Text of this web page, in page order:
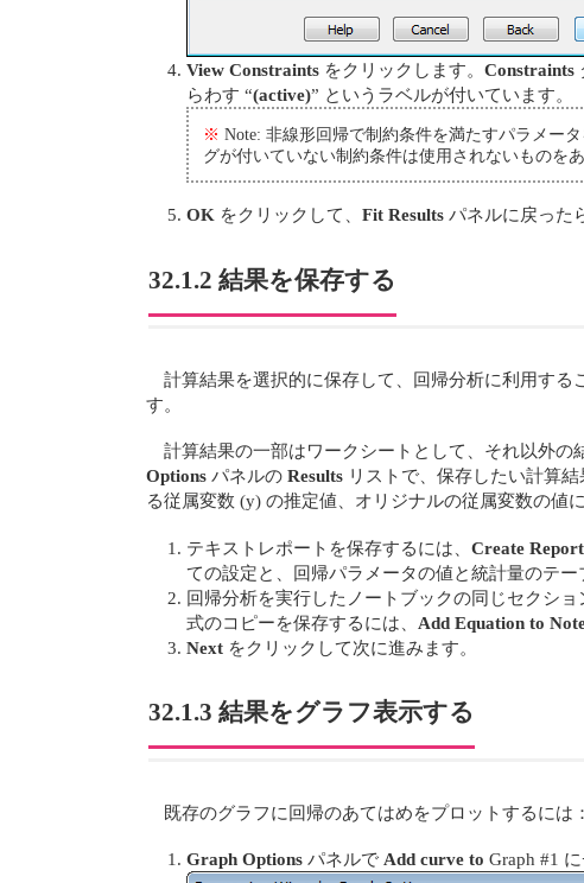
View Constraints をクリックします。 Constraints
らわす “(active)” というラベルが付いています。
※ Note: 非線形回帰で制約条件を満たすパラメー
グが付いていない制約条件は使用されないものをあ
OK をクリックして、 Fit Results パネルに戻った
32.1.2 結果を保存する
計算結果を選択的に保存して、回帰分析に利用す
す。
計算結果の一部はワークシートとして、それ以外
Options パネルのResults リストで、保存したい計算
る従属変数 (y) の推定値、オリジナルの従属変数の値
テキストレポートを保存するには、 Create Report
ての設定と、回帰パラメータの値と統計量のテ
回帰分析を実行したノートブックの同じセクシ
式のコピーを保存するには、 Add Equation to
Next をクリックして次に進みます。
32.1.3 結果をグラフ表示する
既存のグラフに回帰のあてはめをプロットするには：
Graph Options パネルで Add curve to Graph #1